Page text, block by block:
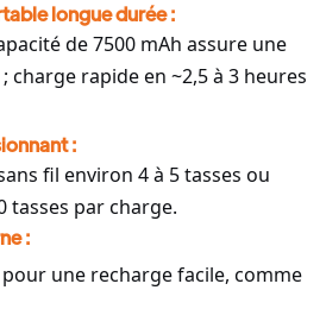
longue durée :
de 7500 mAh assure une
rapide en ~2,5 à 3 heures
:
fil environ 4 à 5 tasses ou
tasses par charge.
:
une recharge facile, comme